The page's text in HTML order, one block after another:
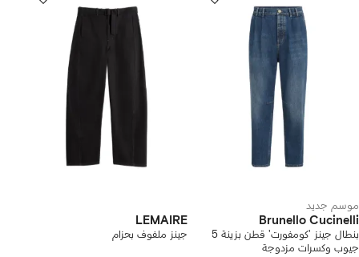
موسم جديد
Brunello Cucinelli
بنطال جينز 'كومفورت' قطن بزينة 5
جيوب وكسرات مزدوجة
LEMAIRE
جينز ملفوف بحزام